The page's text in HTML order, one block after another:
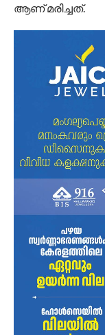
ആണ് മരിച്ചത്.